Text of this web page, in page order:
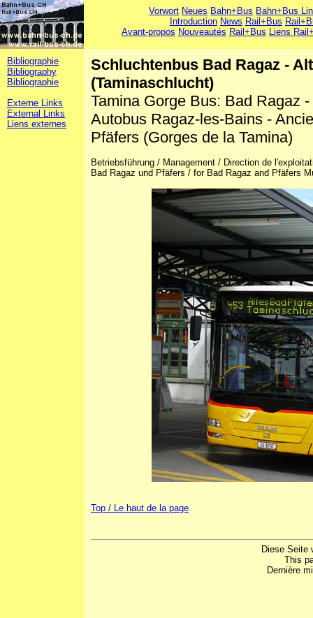
Vorwort Neues Bahn+Bus Bahn+Bus
Introduction News Rail+Bus
Avant-propos Nouveautés Rail+Bus Liens
Bibliographie
Bibliography
Bibliographie
Externe Links
External Links
Liens externes
Schluchtenbus Bad Ragaz -
(Taminaschlucht)
Tamina Gorge Bus: Bad Ragaz
Autobus Ragaz-les-Bains -
Pfäfers (Gorges de la Tamina)
Betriebsführung / Management / Direction de
Bad Ragaz und Pfäfers / for Bad Ragaz and Pfäfers
Top / Le haut de la page
Diese Seite
This
Dernière